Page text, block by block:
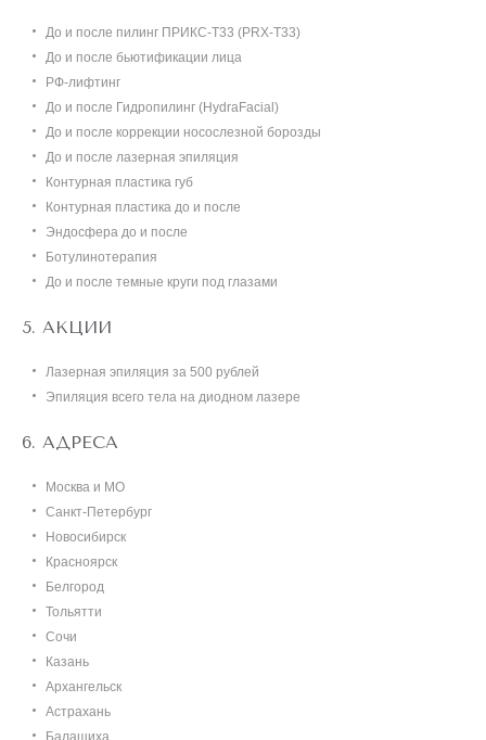
До и после пилинг ПРИКС-Т33 (PRX-T33)
До и после бьютификации лица
РФ-лифтинг
До и после Гидропилинг (HydraFacial)
До и после коррекции носослезной борозды
До и после лазерная эпиляция
Контурная пластика губ
Контурная пластика до и после
Эндосфера до и после
Ботулинотерапия
До и после темные круги под глазами
АКЦИИ
Лазерная эпиляция за 500 рублей
Эпиляция всего тела на диодном лазере
АДРЕСА
Москва и МО
Санкт-Петербург
Новосибирск
Красноярск
Белгород
Тольятти
Сочи
Казань
Архангельск
Астрахань
Балашиха